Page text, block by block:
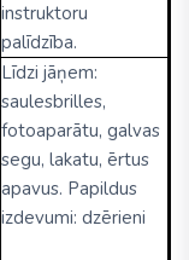
instruktoru
palīdzība.
Līdzi jāņem:
saulesbrilles,
fotoaparātu, galvas
segu, lakatu, ērtus
apavus. Papildus
izdevumi: dzērieni